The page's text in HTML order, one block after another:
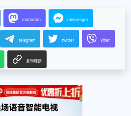
mastodon messenger
telegram twitter viber
复制链接